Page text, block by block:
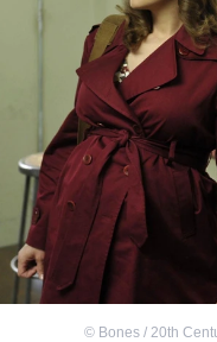
© Bones / 20th